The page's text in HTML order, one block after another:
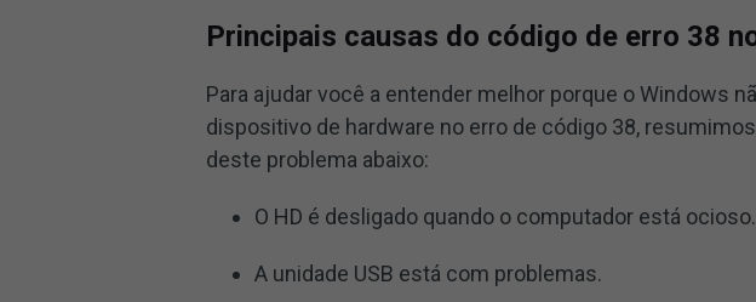
Principais causas do código de erro 38
Para ajudar você a entender melhor porque o Windows
dispositivo de hardware no erro de código 38,
deste problema abaixo:
O HD é desligado quando o computador está ocioso.
A unidade USB está com problemas.